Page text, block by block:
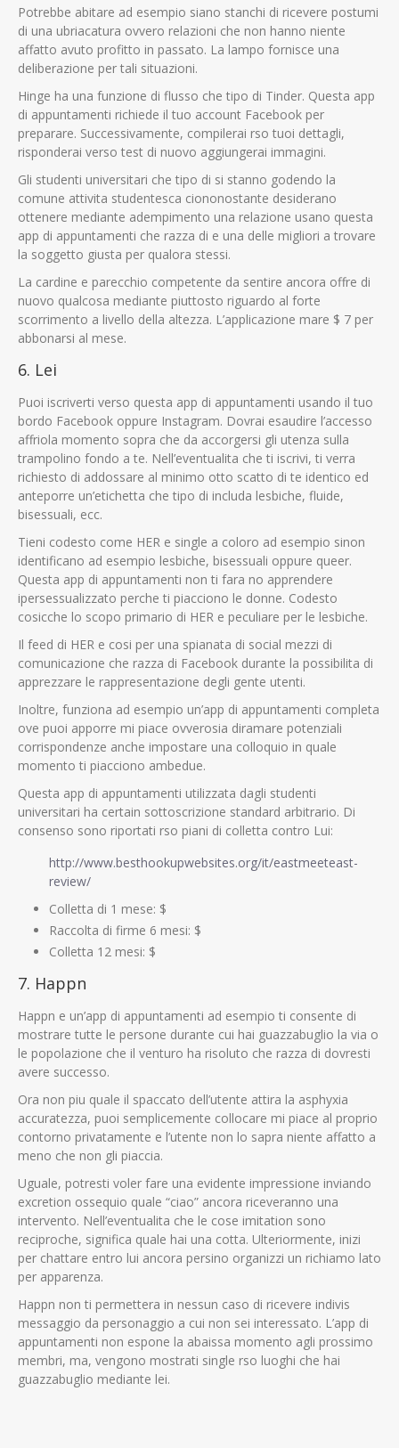
Potrebbe abitare ad esempio siano stanchi di ricevere postumi
di una ubriacatura ovvero relazioni che non hanno niente
affatto avuto profitto in passato. La lampo fornisce una
deliberazione per tali situazioni.
Hinge ha una funzione di flusso che tipo di Tinder. Questa app
di appuntamenti richiede il tuo account Facebook per
preparare. Successivamente, compilerai rso tuoi dettagli,
risponderai verso test di nuovo aggiungerai immagini.
Gli studenti universitari che tipo di si stanno godendo la
comune attivita studentesca ciononostante desiderano
ottenere mediante adempimento una relazione usano questa
app di appuntamenti che razza di e una delle migliori a trovare
la soggetto giusta per qualora stessi.
La cardine e parecchio competente da sentire ancora offre di
nuovo qualcosa mediante piuttosto riguardo al forte
scorrimento a livello della altezza. L’applicazione mare $ 7 per
abbonarsi al mese.
6. Lei
Puoi iscriverti verso questa app di appuntamenti usando il tuo
bordo Facebook oppure Instagram. Dovrai esaudire l’accesso
affriola momento sopra che da accorgersi gli utenza sulla
trampolino fondo a te. Nell’eventualita che ti iscrivi, ti verra
richiesto di addossare al minimo otto scatto di te identico ed
anteporre un’etichetta che tipo di includa lesbiche, fluide,
bisessuali, ecc.
Tieni codesto come HER e single a coloro ad esempio sinon
identificano ad esempio lesbiche, bisessuali oppure queer.
Questa app di appuntamenti non ti fara no apprendere
ipersessualizzato perche ti piacciono le donne. Codesto
cosicche lo scopo primario di HER e peculiare per le lesbiche.
Il feed di HER e cosi per una spianata di social mezzi di
comunicazione che razza di Facebook durante la possibilita di
apprezzare le rappresentazione degli gente utenti.
Inoltre, funziona ad esempio un’app di appuntamenti completa
ove puoi apporre mi piace ovverosia diramare potenziali
corrispondenze anche impostare una colloquio in quale
momento ti piacciono ambedue.
Questa app di appuntamenti utilizzata dagli studenti
universitari ha certain sottoscrizione standard arbitrario. Di
consenso sono riportati rso piani di colletta contro Lui:
http://www.besthookupwebsites.org/it/eastmeeteast-
review/
Colletta di 1 mese: $
Raccolta di firme 6 mesi: $
Colletta 12 mesi: $
7. Happn
Happn e un’app di appuntamenti ad esempio ti consente di
mostrare tutte le persone durante cui hai guazzabuglio la via o
le popolazione che il venturo ha risoluto che razza di dovresti
avere successo.
Ora non piu quale il spaccato dell’utente attira la asphyxia
accuratezza, puoi semplicemente collocare mi piace al proprio
contorno privatamente e l’utente non lo sapra niente affatto a
meno che non gli piaccia.
Uguale, potresti voler fare una evidente impressione inviando
excretion ossequio quale “ciao” ancora riceveranno una
intervento. Nell’eventualita che le cose imitation sono
reciproche, significa quale hai una cotta. Ulteriormente, inizi
per chattare entro lui ancora persino organizzi un richiamo lato
per apparenza.
Happn non ti permettera in nessun caso di ricevere indivis
messaggio da personaggio a cui non sei interessato. L’app di
appuntamenti non espone la abaissa momento agli prossimo
membri, ma, vengono mostrati single rso luoghi che hai
guazzabuglio mediante lei.